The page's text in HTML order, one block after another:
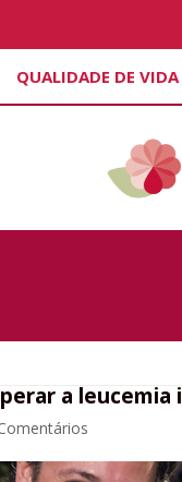
QUALIDADE DE VIDA
a